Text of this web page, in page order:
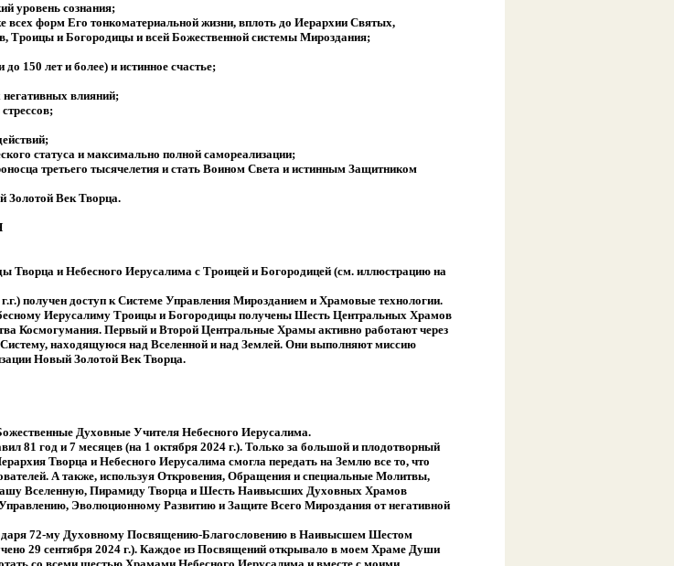
уровень сознания;
всех форм Его тонкоматериальной жизни, вплоть до Иерархии Святых,
Троицы и Богородицы и всей Божественной системы Мироздания;
150 лет и более) и истинное счастье;
влияний;
статуса и максимально полной самореализации;
третьего тысячелетия и стать Воином Света и истинным Защитником
Золотой Век Творца.
Творца и Небесного Иерусалима с Троицей и Богородицей (см. иллюстрацию на
получен доступ к Системе Управления Мирозданием и Храмовые технологии.
Иерусалиму Троицы и Богородицы получены Шесть Центральных Храмов
Космогумания. Первый и Второй Центральные Храмы активно работают через
находящуюся над Вселенной и над Землей. Они выполняют миссию
Новый Золотой Век Творца.
Духовные Учителя Небесного Иерусалима.
81 год и 7 месяцев (на 1 октября 2024 г.). Только за большой и плодотворный
Творца и Небесного Иерусалима смогла передать на Землю все то, что
А также, используя Откровения, Обращения и специальные Молитвы,
Вселенную, Пирамиду Творца и Шесть Наивысших Духовных Храмов
Эволюционному Развитию и Защите Всего Мироздания от негативной
72-му Духовному Посвящению-Благословению в Наивысшем Шестом
29 сентября 2024 г.). Каждое из Посвящений открывало в моем Храме Души